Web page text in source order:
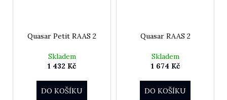
Quasar Petit RAAS 2
Skladem
1 432 Kč
DO KOŠÍKU
Quasar RAAS 2
Skladem
1 674 Kč
DO KOŠÍKU